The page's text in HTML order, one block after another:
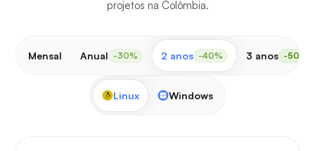
projetos na Colômbia.
Mensal Anual -30% 2 anos -40% 3 anos -50%
Linux Windows